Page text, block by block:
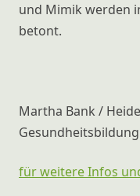
und Mimik werden
betont.
Martha Bank /
Gesundheitsbildung
für weitere Infos